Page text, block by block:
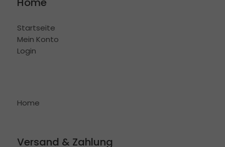
Startseite
Mein Konto
Login
Home
Versand & Zahlung